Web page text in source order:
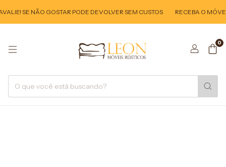
SE NÃO GOSTAR PODE DEVOLVER SEM CUSTOS RECEBA O
0